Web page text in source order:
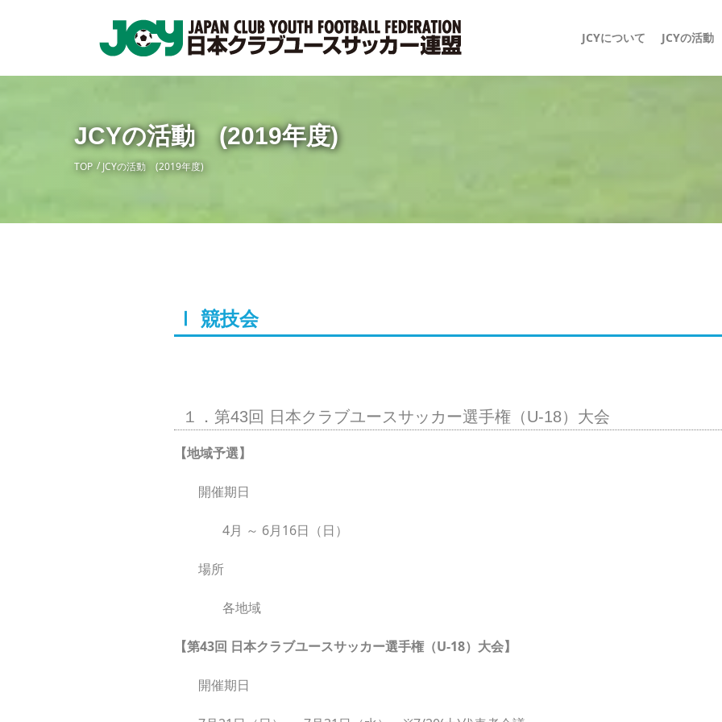
JCYについて JCYの活動
JCYの活動 (2019年度)
TOP JCYの活動 (2019年度)
Ⅰ 競技会
１．第43回 日本クラブユースサッカー選手権（U-18）大会
【地域予選】
開催期日
4月 ～ 6月16日（日）
場所
各地域
【第43回 日本クラブユースサッカー選手権（U-18）大会】
開催期日